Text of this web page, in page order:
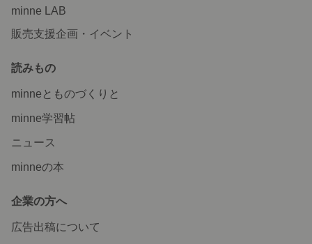
minne LAB
販売支援企画・イベント
読みもの
minneとものづくりと
minne学習帖
ニュース
minneの本
企業の方へ
広告出稿について